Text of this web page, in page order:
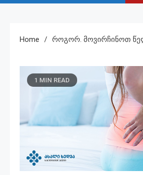
Home Როგორ. Მოვირჩინოთ
1 MIN READ